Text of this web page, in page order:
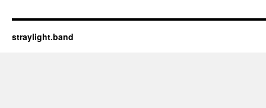
straylight.band